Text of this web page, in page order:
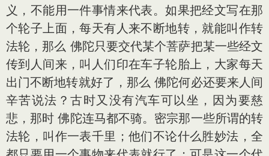
义，不能用一件事情来代表。如果把经文写在那
个轮子上面，每天有人来不断地转，就能叫作转
法轮，那么 佛陀只要交代某个菩萨把某一些经文
传到人间来，叫人们印在车子轮胎上，大家每天
出门不断地转就好了，那么 佛陀何必还要来人间
辛苦说法？古时又没有汽车可以坐，因为要慈
悲，那时 佛陀连马都不骑。密宗那一些所谓的转
法轮，叫作一表千里；他们不论什么胜妙法，全